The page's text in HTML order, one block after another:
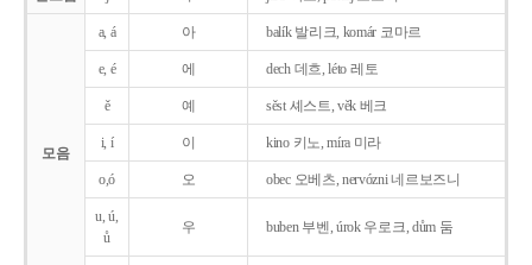
모음
a, á 아 balík 발리크, komár 코마르
e, é 에 dech 데흐, léto 레토
ě 예 sěst 셰스트, věk 베크
i, í 이 kino 키노, míra 미라
o,ó 오 obec 오베츠, nervózni 네르보즈니
u, ú,
ů
우 buben 부벤, úrok 우로크, dům 둠